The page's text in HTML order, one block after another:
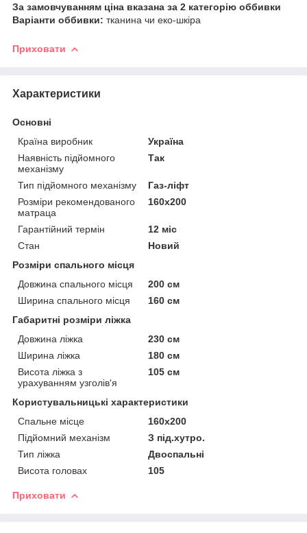
За замовчуванням ціна вказана за 2 категорію оббивки
Варіанти оббивки: тканина чи еко-шкіра
Приховати
Характеристики
Основні
Країна виробник
Україна
Наявність підйомного
механізму
Так
Тип підйомного механізму
Газ-ліфт
Розміри рекомендованого
матраца
160х200
Гарантійний термін
12 міс
Стан
Новий
Розміри спального місця
Довжина спального місця
200 см
Ширина спального місця
160 см
Габаритні розміри ліжка
Довжина ліжка
230 см
Ширина ліжка
180 см
Висота ліжка з
урахуванням узголів'я
105 см
Користувальницькі характеристики
Спальне місце
160x200
Підйомний механізм
З під.хутро.
Тип ліжка
Двоспальні
Висота головах
105
Приховати